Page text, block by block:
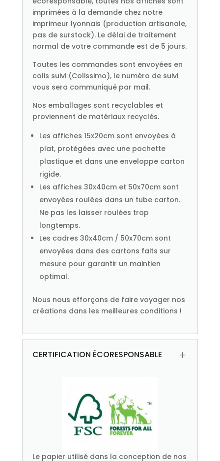
imprimées à la demande chez notre
imprimeur lyonnais (production artisanale,
pas de surstock). Le délai de traitement
normal de votre commande est de 5 jours.
Toutes les commandes sont envoyées en
colis suivi (Colissimo), le numéro de suivi
vous sera communiqué par mail.
Nos emballages sont recyclables et
proviennent de matériaux recyclés.
Les affiches 15x20cm sont envoyées à
plat, protégées avec une pochette
plastique et dans une enveloppe carton
rigide.
Les affiches 30x40cm et 50x70cm sont
envoyées roulées dans un tube carton.
Ne pas les laisser roulées trop
longtemps.
Les cadres 30x40cm / 50x70cm sont
envoyées dans des cartons faits sur
mesure pour garantir un maintien
optimal.
Nous nous efforçons de faire voyager nos
créations dans les meilleures conditions !
CERTIFICATION ÉCORESPONSABLE L
Le papier utilisé dans la conception de nos